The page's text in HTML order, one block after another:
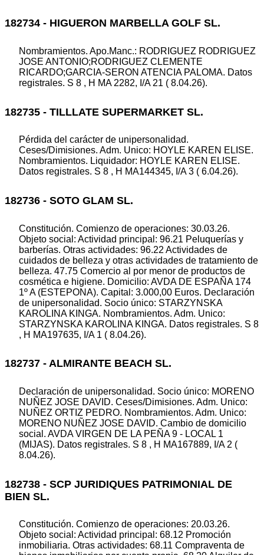
182734 - HIGUERON MARBELLA GOLF SL.
Nombramientos. Apo.Manc.: RODRIGUEZ RODRIGUEZ
JOSE ANTONIO;RODRIGUEZ CLEMENTE
RICARDO;GARCIA-SERON ATENCIA PALOMA. Datos
registrales. S 8 , H MA 2282, I/A 21 ( 8.04.26).
182735 - TILLLATE SUPERMARKET SL.
Pérdida del carácter de unipersonalidad.
Ceses/Dimisiones. Adm. Unico: HOYLE KAREN ELISE.
Nombramientos. Liquidador: HOYLE KAREN ELISE.
Datos registrales. S 8 , H MA144345, I/A 3 ( 6.04.26).
182736 - SOTO GLAM SL.
Constitución. Comienzo de operaciones: 30.03.26.
Objeto social: Actividad principal: 96.21 Peluquerías y
barberías. Otras actividades: 96.22 Actividades de
cuidados de belleza y otras actividades de tratamiento de
belleza. 47.75 Comercio al por menor de productos de
cosmética e higiene. Domicilio: AVDA DE ESPAÑA 174
1º A (ESTEPONA). Capital: 3.000,00 Euros. Declaración
de unipersonalidad. Socio único: STARZYNSKA
KAROLINA KINGA. Nombramientos. Adm. Unico:
STARZYNSKA KAROLINA KINGA. Datos registrales. S 8
, H MA197635, I/A 1 ( 8.04.26).
182737 - ALMIRANTE BEACH SL.
Declaración de unipersonalidad. Socio único: MORENO
NUÑEZ JOSE DAVID. Ceses/Dimisiones. Adm. Unico:
NUÑEZ ORTIZ PEDRO. Nombramientos. Adm. Unico:
MORENO NUÑEZ JOSE DAVID. Cambio de domicilio
social. AVDA VIRGEN DE LA PEÑA 9 - LOCAL 1
(MIJAS). Datos registrales. S 8 , H MA167889, I/A 2 (
8.04.26).
182738 - SCP JURIDIQUES PATRIMONIAL DE
BIEN SL.
Constitución. Comienzo de operaciones: 20.03.26.
Objeto social: Actividad principal: 68.12 Promoción
inmobiliaria. Otras actividades: 68.11 Compraventa de